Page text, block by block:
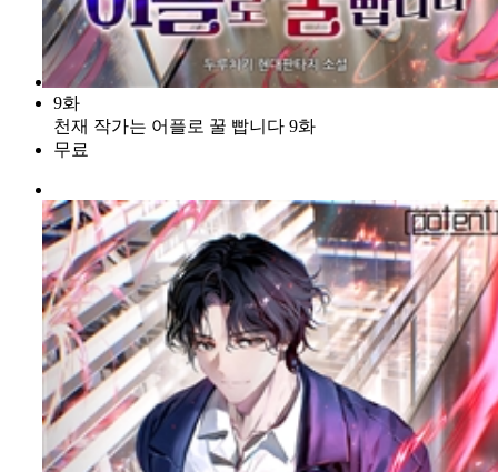
9화
천재 작가는 어플로 꿀 빱니다 9화
무료